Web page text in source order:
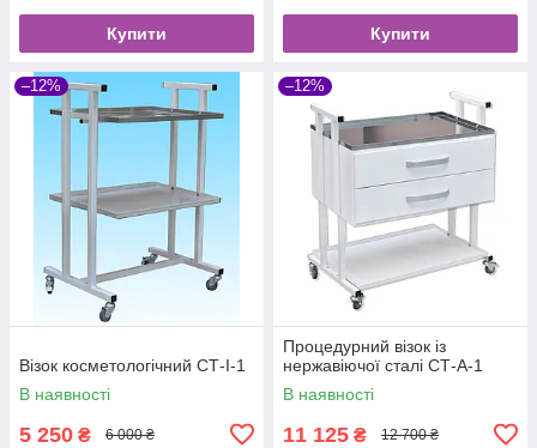
Купити Купити
–12%
Візок косметологічний СТ-I-1
В наявності
5 250 ₴ 6 000 ₴
–12%
Процедурний візок із
нержавіючої сталі СТ-А-1
В наявності
11 125 ₴ 12 700 ₴